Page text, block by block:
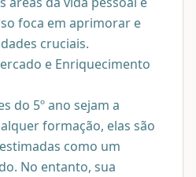
foca em aprimorar e
cruciais.
e Enriquecimento
do 5º ano sejam a
formação, elas são
como um
No entanto, sua